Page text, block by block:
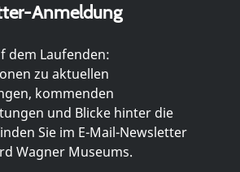
Anmeldung
dem Laufenden:
zu aktuellen
kommenden
und Blicke hinter die
Sie im E-Mail-Newsletter
Wagner Museums.